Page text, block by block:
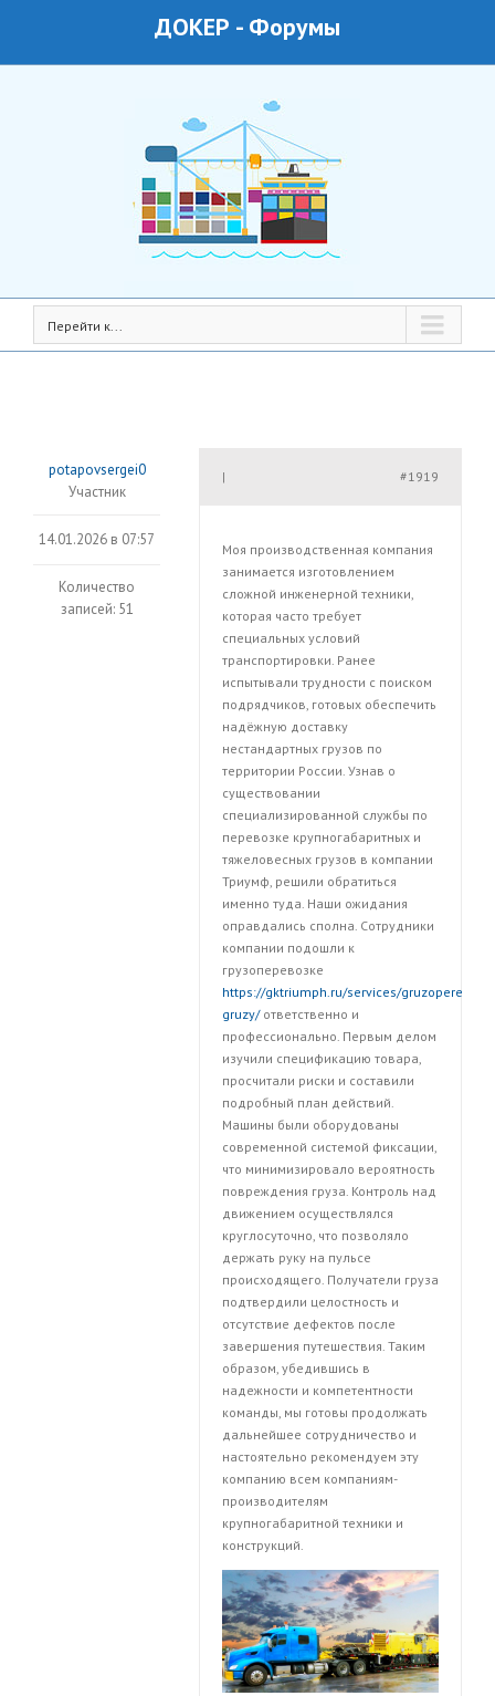
ДОКЕР - Форумы
Перейти к...
potapovsergei0
Участник
14.01.2026 в 07:57
Количество
записей: 51
#1919
|
Моя производственная компания
занимается изготовлением
сложной инженерной техники,
которая часто требует
специальных условий
транспортировки. Ранее
испытывали трудности с поиском
подрядчиков, готовых обеспечить
надёжную доставку
нестандартных грузов по
территории России. Узнав о
существовании
специализированной службы по
перевозке крупногабаритных и
тяжеловесных грузов в компании
Триумф, решили обратиться
именно туда. Наши ожидания
оправдались сполна. Сотрудники
компании подошли к
грузоперевозке
https://gktriumph.ru/services/
gruzy/ответственно и
профессионально. Первым делом
изучили спецификацию товара,
просчитали риски и составили
подробный план действий.
Машины были оборудованы
современной системой фиксации,
что минимизировало вероятность
повреждения груза. Контроль над
движением осуществлялся
круглосуточно, что позволяло
держать руку на пульсе
происходящего. Получатели груза
подтвердили целостность и
отсутствие дефектов после
завершения путешествия. Таким
образом, убедившись в
надежности и компетентности
команды, мы готовы продолжать
дальнейшее сотрудничество и
настоятельно рекомендуем эту
компанию всем компаниям-
производителям
крупногабаритной техники и
конструкций.